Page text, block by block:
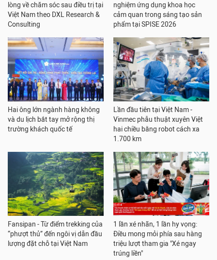
lòng về chăm sóc sau điều trị tại
Việt Nam theo DXL Research &
Consulting
nghiệm ứng dụng khoa học
cảm quan trong sáng tạo sản
phẩm tại SPISE 2026
Hai ông lớn ngành hàng không
và du lịch bắt tay mở rộng thị
trường khách quốc tế
Lần đầu tiên tại Việt Nam -
Vinmec phẫu thuật xuyên Việt
hai chiều bằng robot cách xa
1.700 km
Fansipan - Từ điểm trekking của
“phượt thủ” đến ngôi vị dẫn đầu
lượng đặt chỗ tại Việt Nam
1 lần xé nhãn, 1 lần hy vọng:
Điều mong mỏi phía sau hàng
triệu lượt tham gia "Xé ngay
trúng liền"